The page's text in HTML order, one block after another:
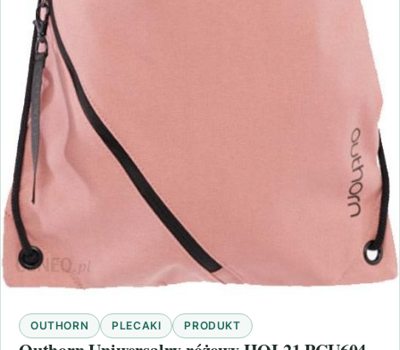
OUTHORN PLECAKI PRODUKT